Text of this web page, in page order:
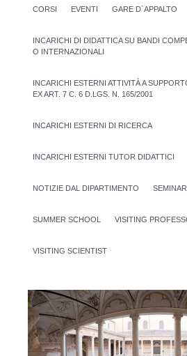
CORSI EVENTI GARE D`APPALTO
INCARICHI DI DIDATTICA SU BANDI
O INTERNAZIONALI
INCARICHI ESTERNI ATTIVITÀ A
EX ART. 7 C. 6 D.LGS. N. 165/2001
INCARICHI ESTERNI DI RICERCA
INCARICHI ESTERNI TUTOR DIDATTICI
NOTIZIE DAL DIPARTIMENTO
SUMMER SCHOOL VISITING
VISITING SCIENTIST